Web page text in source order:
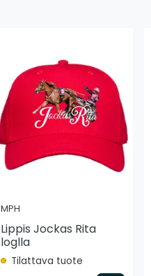
MPH
Lippis Jockas Rita
loglla
Tilattava tuote